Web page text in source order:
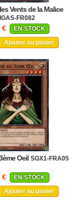
Vents de la Malice
IGAS-FR082
€
EN STOCK
Ajouter au panier
Oeil SGX1-FRA05
€
EN STOCK
Ajouter au panier